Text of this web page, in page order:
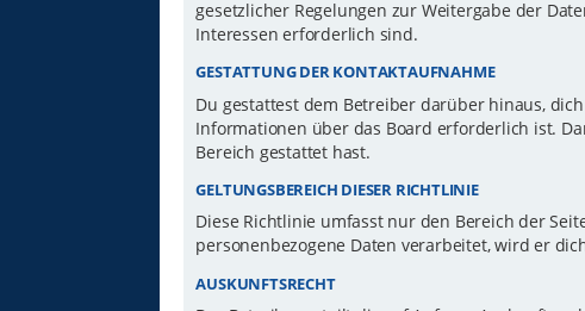
gesetzlicher Regelungen zur Weitergabe der
Interessen erforderlich sind.
GESTATTUNG DER KONTAKTAUFNAHME
Du gestattest dem Betreiber darüber hinaus,
Informationen über das Board erforderlich ist.
Bereich gestattet hast.
GELTUNGSBEREICH DIESER RICHTLINIE
Diese Richtlinie umfasst nur den Bereich der
personenbezogene Daten verarbeitet, wird er
AUSKUNFTSRECHT